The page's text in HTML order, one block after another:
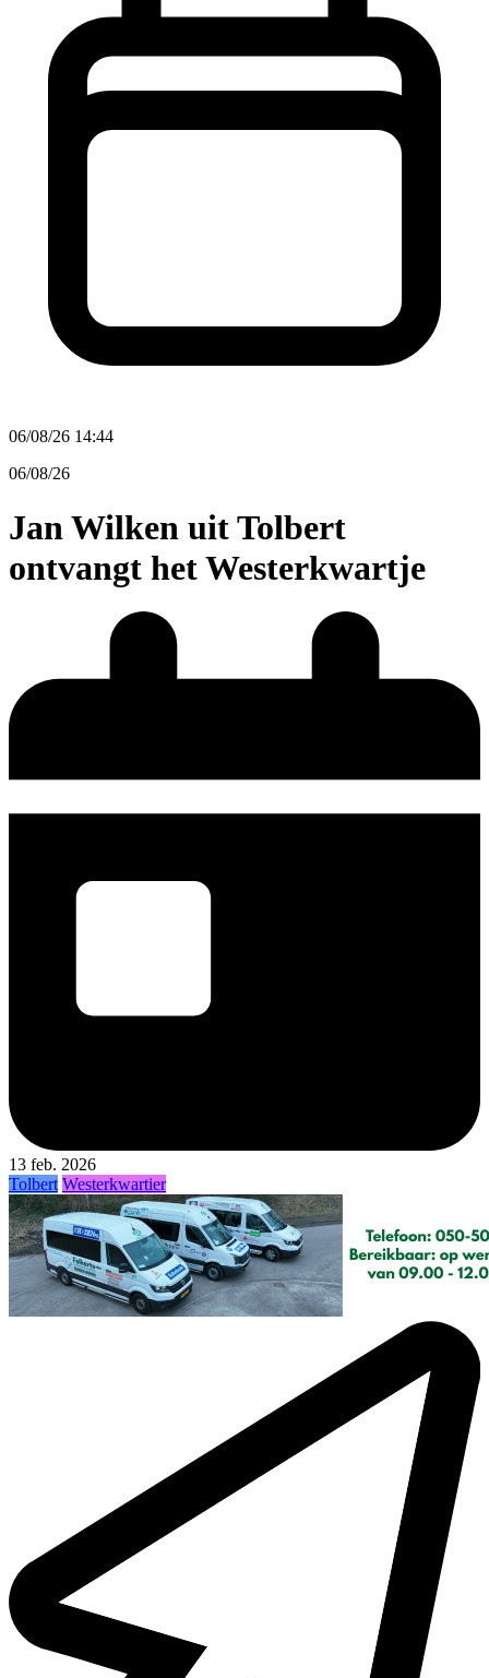
06/08/26 14:44
06/08/26
Jan Wilken uit Tolbert
ontvangt het Westerkwartje
13 feb. 2026
Tolbert Westerkwartier